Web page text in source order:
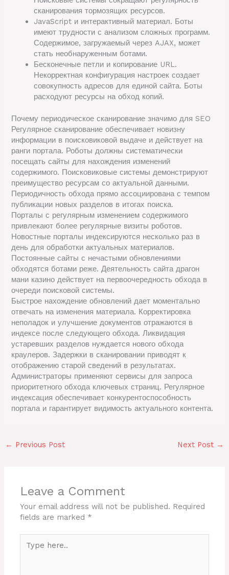
сканирования тормозящих ресурсов.
JavaScript и интерактивный материал. Боты
имеют трудности с анализом сложных программ.
Содержимое, загружаемый через AJAX, может
стать необнаруженным ботами.
Бесконечные петли и копирование URL.
Некорректная конфигурация настроек создает
совокупность адресов для единой сайта. Боты
расходуют ресурсы на обход копий.
Почему периодическое сканирование значимо для SEO
Регулярное сканирование обеспечивает новизну
информации в поисковиковой выдаче и действует на
ранги портала. Роботы должны систематически
посещать сайты для нахождения изменений
содержимого. Поисковиковые системы демонстрируют
преимущество ресурсам со актуальной данными.
Периодичность обхода прямо ассоциирована с темпом
публикации новых разделов в итогах поиска.
Порталы с регулярным изменением содержимого
привлекают более регулярные визиты роботов.
Новостные порталы индексируются несколько раз в
день для обработки актуальных материалов.
Постоянные сайты с нечастыми обновлениями
обходятся ботами реже. Деятельность сайта драгон
мани казино действует на первоочередность обхода в
очереди поисковой системы.
Быстрое нахождение обновлений дает моментально
отвечать на изменения материала. Корректировка
неполадок и улучшение документов отражаются в
индексе после следующего обхода. Ликвидация
устаревших разделов нуждается нового обхода
краулеров. Задержки в сканировании приводят к
отображению старой сведений в результатах.
Администраторы применяют сервисы для запроса
приоритетного обхода ключевых страниц. Регулярное
индексация обеспечивает конкурентоспособность
портала и гарантирует видимость актуального контента.
← Previous Post Next Post →
Leave a Comment
Your email address will not be published. Required
fields are marked *
here..